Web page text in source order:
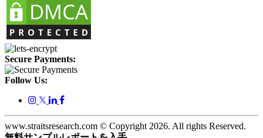
Secure Payments:
Follow Us:
𝕏
www.straitsresearch.com © Copyright 2026. All rights Reserved.